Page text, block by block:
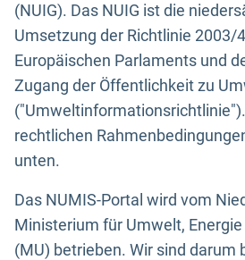
(NUIG). Das NUIG ist die
Umsetzung der Richtlinie 2003/
Europäischen Parlaments und
Zugang der Öffentlichkeit zu
rechtlichen
unten.
Das NUMIS-Portal wird vom
Ministerium für Umwelt,
(MU) betrieben. Wir sind darum